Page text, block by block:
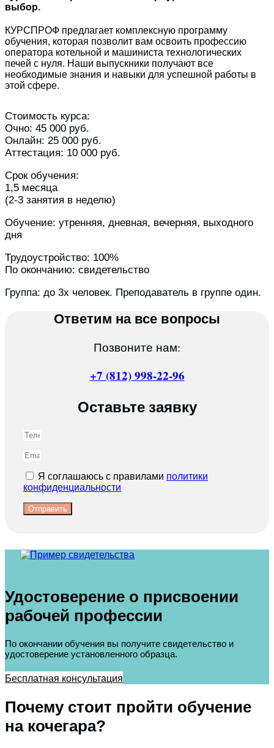
выбор.
КУРСПРОФ предлагает комплексную программу
обучения, которая позволит вам освоить профессию
оператора котельной и машиниста технологических
печей с нуля. Наши выпускники получают все
необходимые знания и навыки для успешной работы в
этой сфере.
Стоимость курса:
Очно: 45 000 руб.
Онлайн: 25 000 руб.
Аттестация: 10 000 руб.
Срок обучения:
1,5 месяца
(2-3 занятия в неделю)
Обучение: утренняя, дневная, вечерняя, выходного
дня
Трудоустройство: 100%
По окончанию: свидетельство
Группа: до 3х человек. Преподаватель в группе один.
Ответим на все вопросы
Позвоните нам:
+7 (812) 998-22-96
Оставьте заявку
Я соглашаюсь с правилами политики
конфиденциальности
Отправить
Удостоверение о присвоении
рабочей профессии
По окончании обучения вы получите свидетельство и
удостоверение установленного образца.
Бесплатная консультация
Почему стоит пройти обучение
на кочегара?